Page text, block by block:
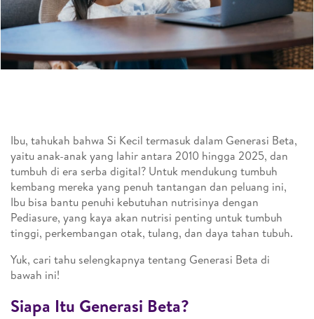
Ibu, tahukah bahwa Si Kecil termasuk dalam Generasi Beta,
yaitu anak-anak yang lahir antara 2010 hingga 2025, dan
tumbuh di era serba digital? Untuk mendukung tumbuh
kembang mereka yang penuh tantangan dan peluang ini,
Ibu bisa bantu penuhi kebutuhan nutrisinya dengan
Pediasure, yang kaya akan nutrisi penting untuk tumbuh
tinggi, perkembangan otak, tulang, dan daya tahan tubuh.
Yuk, cari tahu selengkapnya tentang Generasi Beta di
bawah ini!
Siapa Itu Generasi Beta?